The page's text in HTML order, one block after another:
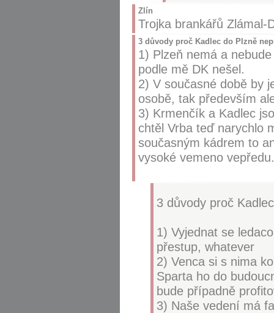
Zlín
Trojka brankářů
3 důvody proč Kadlec do Plzně
1) Plzeň nemá a
podle mě DK nešel.
2) V současné době by
osobě, tak především
3) Krmenčík a Kadlec
chtěl Vrba teď narychlo
současným kádrem to
vysoké vemeno vepředu.
3 důvody proč
1) Vyjednat se
přestup, whatever
2) Venca si s nima
Sparta ho do
bude případně
3) Naše vedení má